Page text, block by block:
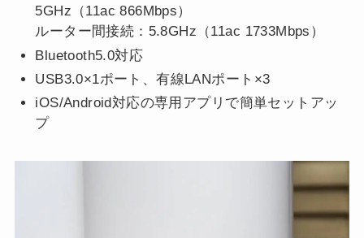
5GHz（11ac 866Mbps）
ルーター間接続：5.8GHz（11ac 1733Mbps）
Bluetooth5.0対応
USB3.0×1ポート、有線LANポート×3
iOS/Android対応の専用アプリで簡単セットアッ
プ